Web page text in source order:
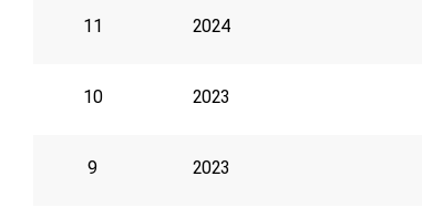
11 2024
10 2023
9 2023